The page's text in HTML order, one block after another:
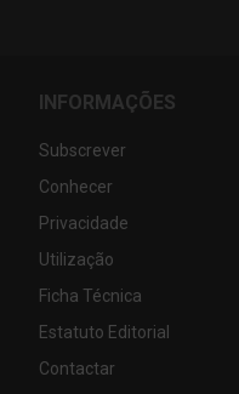
INFORMAÇÕES
Subscrever
Conhecer
Privacidade
Utilização
Ficha Técnica
Estatuto Editorial
Contactar